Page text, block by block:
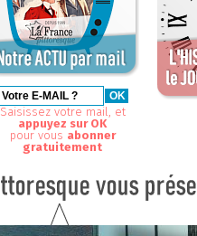
Saisissez votre mail, et
appuyez sur OK
pour vous abonner
gratuitement